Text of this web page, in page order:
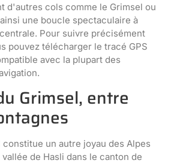
d'autres cols comme le Grimsel ou
une boucle spectaculaire à
Pour suivre précisément
pouvez télécharger le tracé GPS
avec la plupart des
Grimsel, entre
constitue un autre joyau des Alpes
de Hasli dans le canton de